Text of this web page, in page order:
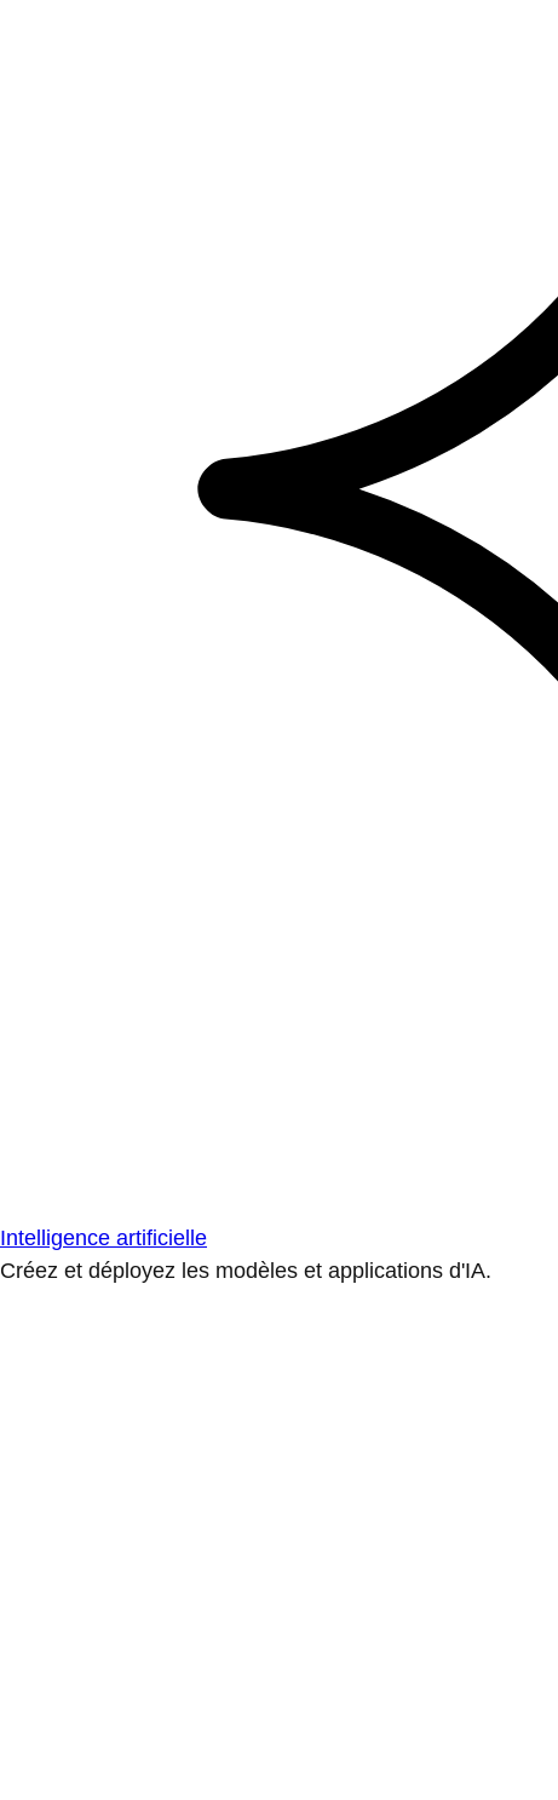
Intelligence artificielle
Créez et déployez les modèles et applications d'IA.